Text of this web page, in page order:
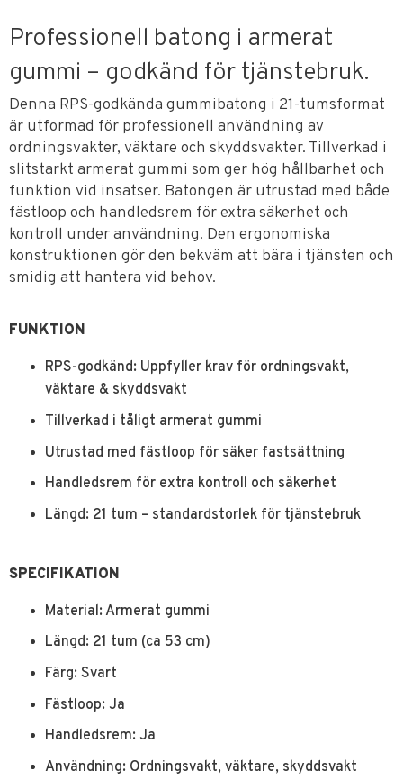
Professionell batong i armerat
gummi – godkänd för tjänstebruk.
Denna RPS-godkända gummibatong i 21-tumsformat
är utformad för professionell användning av
ordningsvakter, väktare och skyddsvakter. Tillverkad i
slitstarkt armerat gummi som ger hög hållbarhet och
funktion vid insatser. Batongen är utrustad med både
fästloop och handledsrem för extra säkerhet och
kontroll under användning. Den ergonomiska
konstruktionen gör den bekväm att bära i tjänsten och
smidig att hantera vid behov.
FUNKTION
RPS-godkänd: Uppfyller krav för ordningsvakt,
väktare & skyddsvakt
Tillverkad i tåligt armerat gummi
Utrustad med fästloop för säker fastsättning
Handledsrem för extra kontroll och säkerhet
Längd: 21 tum – standardstorlek för tjänstebruk
SPECIFIKATION
Material: Armerat gummi
Längd: 21 tum (ca 53 cm)
Färg: Svart
Fästloop: Ja
Handledsrem: Ja
Användning: Ordningsvakt, väktare, skyddsvakt